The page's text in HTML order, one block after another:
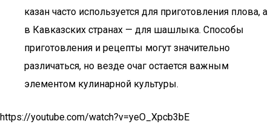
казан часто используется для приготовления плова, а
в Кавказских странах — для шашлыка. Способы
приготовления и рецепты могут значительно
различаться, но везде очаг остается важным
элементом кулинарной культуры.
https://youtube.com/watch?v=yeO_Xpcb3bE